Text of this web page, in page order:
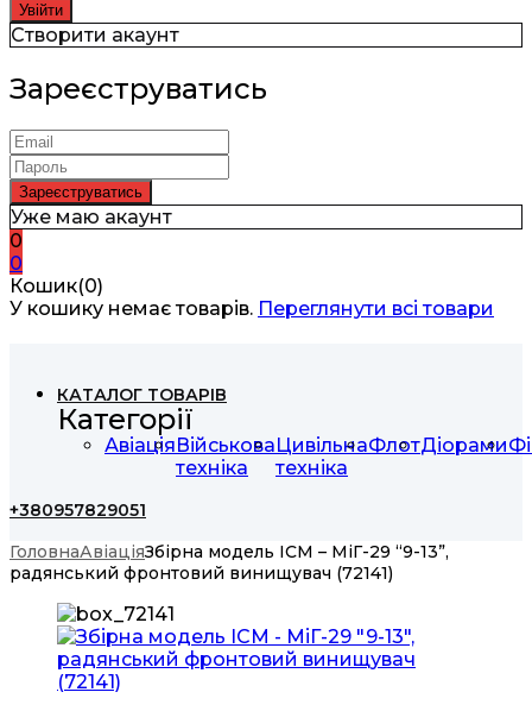
Створити акаунт
Зареєструватись
Уже маю акаунт
0
0
Кошик(0)
У кошику немає товарів. Переглянути всі товари
КАТАЛОГ ТОВАРІВ
Категорії
АвіаціяВійськова
техніка
Цивільна
техніка
ФлотДіорами
+380957829051
ГоловнаАвіаціяЗбірна модель ICM – МіГ-29 “9-13”,
радянський фронтовий винищувач (72141)